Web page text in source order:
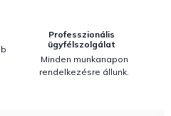
Professzionális
ügyfélszolgálat
Minden munkanapon
rendelkezésre állunk.